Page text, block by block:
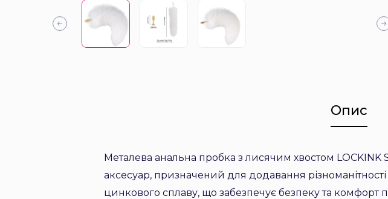
Опис
Металева анальна пробка з лисячим хвостом
аксесуар, призначений для додавання
цинкового сплаву, що забезпечує безпеку та комфорт